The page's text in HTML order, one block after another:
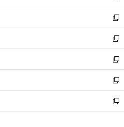
開
く
ウ
で
開
く
ン
ド
ウ
で
開
く
ウ
ィ
ン
ド
ウ
で
開
く
し
い
ウ
ィ
ン
ド
ウ
で
開
く
新
し
い
ウ
ィ
ン
ド
ウ
で
開
新
し
い
ウ
ィ
ン
ド
ウ
新
し
い
ウ
ィ
ン
新
し
い
ウ
新
し